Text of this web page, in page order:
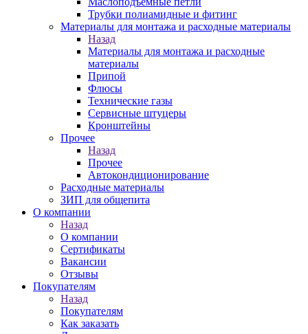
Трубки полиамидные и фитинг
Материалы для монтажа и расходные материалы
Назад
Материалы для монтажа и расходные
материалы
Припой
Флюсы
Технические газы
Сервисные штуцеры
Кронштейны
Прочее
Назад
Прочее
Автокондиционирование
Расходные материалы
ЗИП для общепита
О компании
Назад
О компании
Сертификаты
Вакансии
Отзывы
Покупателям
Назад
Покупателям
Как заказать